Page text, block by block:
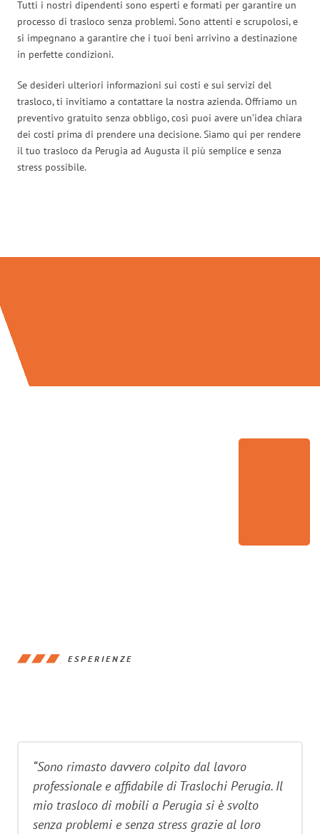
Tutti i nostri dipendenti sono esperti e formati per garantire un
processo di trasloco senza problemi. Sono attenti e scrupolosi, e
si impegnano a garantire che i tuoi beni arrivino a destinazione
in perfette condizioni.
Se desideri ulteriori informazioni sui costi e sui servizi del
trasloco, ti invitiamo a contattare la nostra azienda. Offriamo un
preventivo gratuito senza obbligo, così puoi avere un’idea chiara
dei costi prima di prendere una decisione. Siamo qui per rendere
il tuo trasloco da Perugia ad Augusta il più semplice e senza
stress possibile.
ESPERIENZE
“Sono rimasto davvero colpito dal lavoro
professionale e affidabile di Traslochi Perugia. Il
mio trasloco di mobili a Perugia si è svolto
senza problemi e senza stress grazie al loro